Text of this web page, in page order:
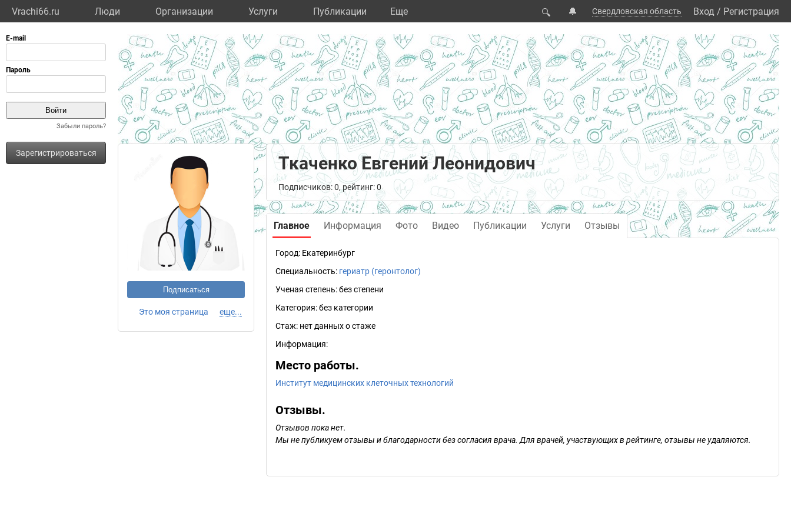
Vrachi66.ru Люди Организации Услуги Публикации Eще 🔍 🔔 Свердловская область Вход / Регистрация
Забыли пароль?
Зарегистрироваться
Подписаться
Это моя страница еще...
Ткаченко Евгений Леонидович
Подписчиков: 0, рейтинг: 0
Главное Информация Фото Видео Публикации Услуги Отзывы
Город: Екатеринбург
Специальность: гериатр (геронтолог)
Ученая степень:без степени
Категория:без категории
Стаж: нет данных о стаже
Информация:
Место работы.
Институт медицинских клеточных технологий
Отзывы.
Отзывов пока нет.
Мы не публикуем отзывы и благодарности без согласия врача. Для врачей, участвующих в рейтинге, отзывы не удаляются.